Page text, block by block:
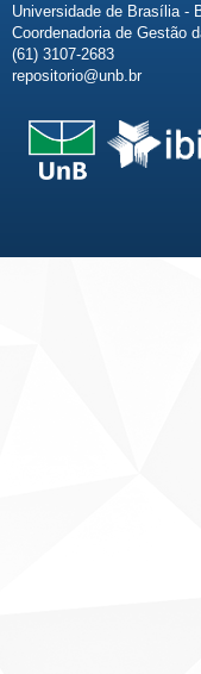
Universidade de Brasília -
Coordenadoria de Gestão
(61) 3107-2683
repositorio@unb.br